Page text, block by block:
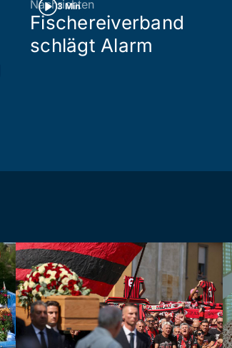
3 Min
Nachrichten
Fischereiverband
schlägt Alarm